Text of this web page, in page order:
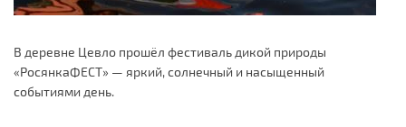
В деревне Цевло прошёл фестиваль дикой природы
«РосянкаФЕСТ» — яркий, солнечный и насыщенный
событиями день.